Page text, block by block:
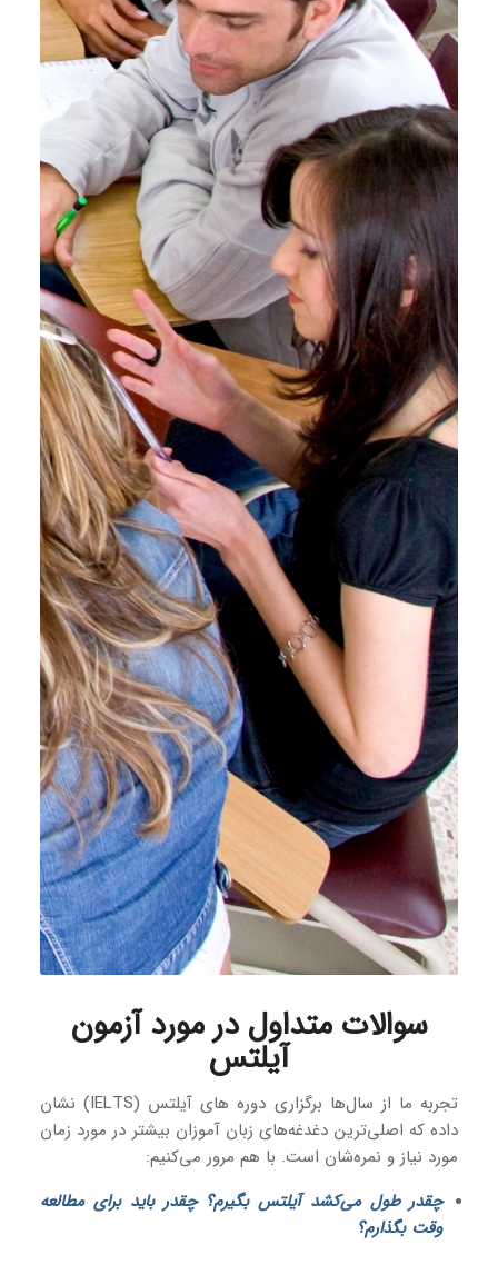
سوالات متداول در مورد آزمون
آیلتس
تجربه ما از سال‌ها برگزاری دوره های آیلتس (IELTS) نشان
داده که اصلی‌ترین دغدغه‌های زبان آموزان بیشتر در مورد زمان
مورد نیاز و نمره‌شان است. با هم مرور می‌کنیم:
چقدر طول می‌کشد آیلتس بگیرم؟ چقدر باید برای مطالعه
وقت بگذارم؟